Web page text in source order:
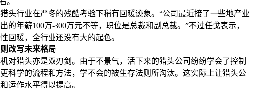
。
行业在严冬的残酷考验下稍有回暖迹象。“公司最近接了一些地产业
的年薪100万-300万元不等，职位是总裁和副总裁。”不过任戈表示，
回暖，全行业还没有大的起色。
改写未来格局
猎头亦是双刃剑。由于不景气，活下来的猎头公司纷纷学会了控制
科学的流程和方法，学不会的被生存法则所淘汰。这实际上让猎头公
运作水平得以提高。